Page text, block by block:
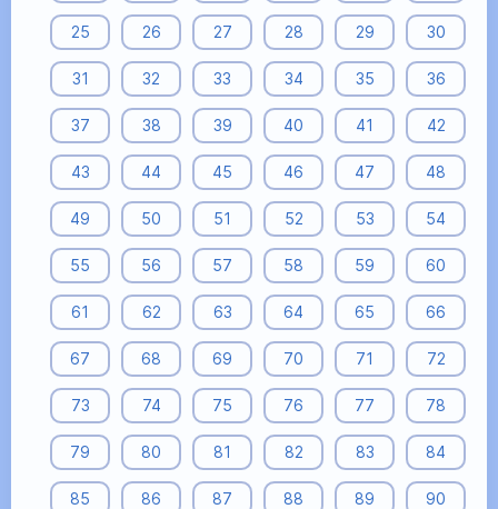
25 26 27 28 29 30
31 32 33 34 35 36
37 38 39 40 41 42
43 44 45 46 47 48
49 50 51 52 53 54
55 56 57 58 59 60
61 62 63 64 65 66
67 68 69 70 71 72
73 74 75 76 77 78
79 80 81 82 83 84
85 86 87 88 89 90